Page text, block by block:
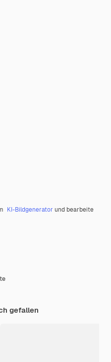
KI-Bildgenerator und bearbeite
gefallen